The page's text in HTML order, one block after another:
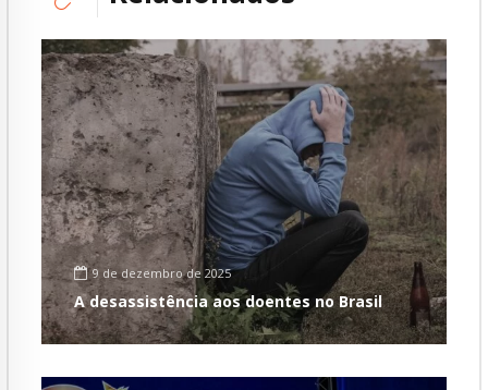
9 de dezembro de 2025
A desassistência aos doentes no Brasil